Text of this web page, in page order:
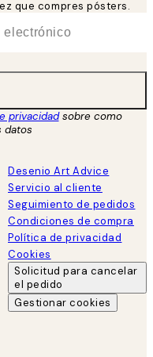
que compres pósters.
privacidadsobre como
datos
Desenio Art Advice
Servicio al cliente
Seguimiento de pedidos
Condiciones de compra
Política de privacidad
Cookies
Solicitud para cancelar
el pedido
Gestionar cookies